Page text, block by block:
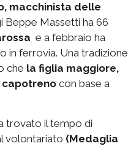
macchinista delle
Beppe Massetti ha 66
e a febbraio ha
in ferrovia. Una tradizione
che la figlia maggiore,
capotreno con base a
trovato il tempo di
volontariato (Medaglia